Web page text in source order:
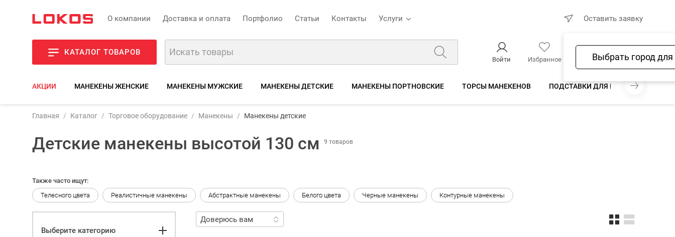
О компании Доставка и оплата Портфолио Статьи Контакты Услуги
Выбрать город
Оставить заявку
КАТАЛОГ ТОВАРОВ
Войти Избранное Сравнение Корзина
АКЦИИ МАНЕКЕНЫ ЖЕНСКИЕ МАНЕКЕНЫ МУЖСКИЕ МАНЕКЕНЫ ДЕТСКИЕ МАНЕКЕНЫ ПОРТНОВСКИЕ ТОРСЫ МАНЕКЕНОВ ПОДСТАВКИ ДЛЯ МАНЕКЕНОВ
Главная Каталог Торговое оборудование Манекены Манекены детские
Детские манекены высотой 130 см 9 товаров
Также часто ищут:
Телесного цвета
Реалистичные манекены Абстрактные манекены Белого цвета Черные манекены Контурные манекены
Выберите категорию